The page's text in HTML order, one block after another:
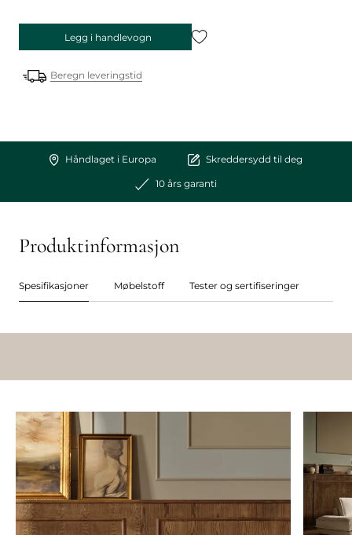
Legg i handlevogn
Beregn leveringstid
Håndlaget i Europa Skreddersydd til deg
10 års garanti
Produktinformasjon
Spesifikasjoner Møbelstoff Tester og sertifiseringer